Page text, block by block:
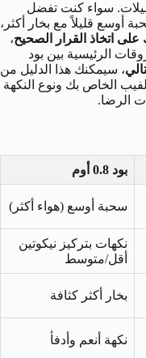
سواء كنت تفضل
أوسع قليلاً مع بخار أكثر،
اتخاذ القرار الصحيح،
الرئيسية بين بود
، سيمكنك هذا الدليل من
الخاص بك ونوع النكهة
الرضا.
بود 0.8 أوم
سحبة أوسع (هواء أكثر)
نكهات بتركيز نيكوتين
أقل/متوسط
بخار أكثر كثافة
نكهة أنعم وأدفأ